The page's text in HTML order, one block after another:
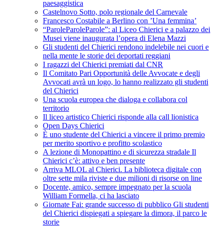
paesaggistica
Castelnovo Sotto, polo regionale del Carnevale
Francesco Costabile a Berlino con ’Una femmina’
“ParoleParoleParole”: al Liceo Chierici e a palazzo dei
Musei viene inaugurata l’opera di Elena Mazzi
Gli studenti del Chierici rendono indelebile nei cuori e
nella mente le storie dei deportati reggiani
I ragazzi del Chierici premiati dal CNR
Il Comitato Pari Opportunità delle Avvocate e degli
Avvocati avrà un logo, lo hanno realizzato gli studenti
del Chierici
Una scuola europea che dialoga e collabora col
territorio
Il liceo artistico Chierici risponde alla call lionistica
Open Days Chierici
È uno studente del Chierici a vincere il primo premio
per merito sportivo e profitto scolastico
A lezione di Monopattino e di sicurezza stradale Il
Chierici c’è: attivo e ben presente
Arriva MLOL al Chierici. La biblioteca digitale con
oltre sette mila riviste e due milioni di risorse on line
Docente, amico, sempre impegnato per la scuola
William Formella, ci ha lasciato
Giornate Fai: grande successo di pubblico Gli studenti
del Chierici dispiegati a spiegare la dimora, il parco le
storie